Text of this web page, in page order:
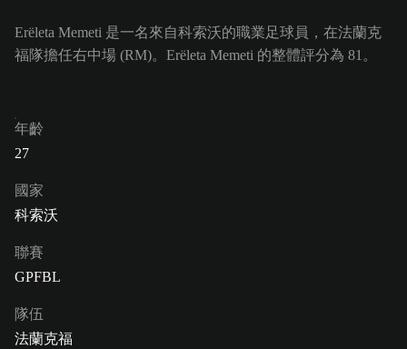
Erëleta Memeti 是一名來自科索沃的職業足球員，在法蘭克
福隊擔任右中場 (RM)。Erëleta Memeti 的整體評分為 81。
年齡
27
國家
科索沃
聯賽
GPFBL
隊伍
法蘭克福